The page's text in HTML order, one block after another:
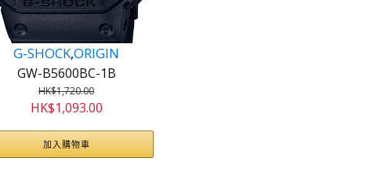
G-SHOCK,ORIGIN
GW-B5600BC-1B
HK$1,720.00
原
始
價
HK$1,093.00目
前
價
加入購物車